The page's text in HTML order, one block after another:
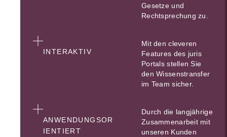
Gesetze und
Rechtsprechung zu.
INTERAKTIV
Mit den cleveren
Features des juris
Portals stellen Sie
den Wissenstransfer
im Team sicher.
ANWENDUNGSOR
IENTIERT
Durch die langjährige
Zusammenarbeit mit
unseren Kunden